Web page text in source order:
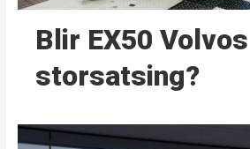
Blir EX50
storsatsing?